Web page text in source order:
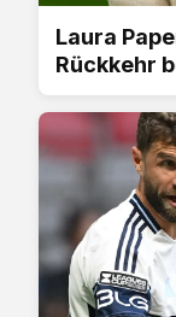
Laura
Rückkehr